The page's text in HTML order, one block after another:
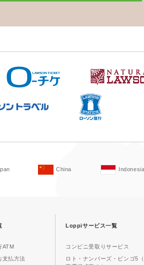
China Indonesia
ATM
支払方法
Loppiサービス一覧
コンビニ受取りサービス
ロト・ナンバーズ・ビンゴ5